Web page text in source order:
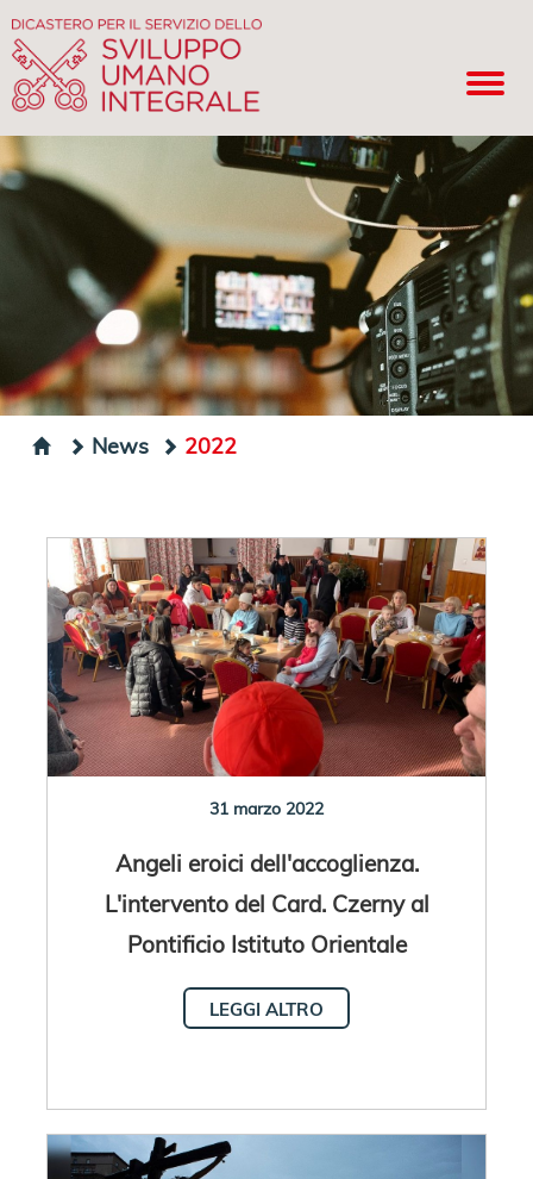
News 2022
31 marzo 2022
Angeli eroici dell'accoglienza.
L'intervento del Card. Czerny al
Pontificio Istituto Orientale
LEGGI ALTRO